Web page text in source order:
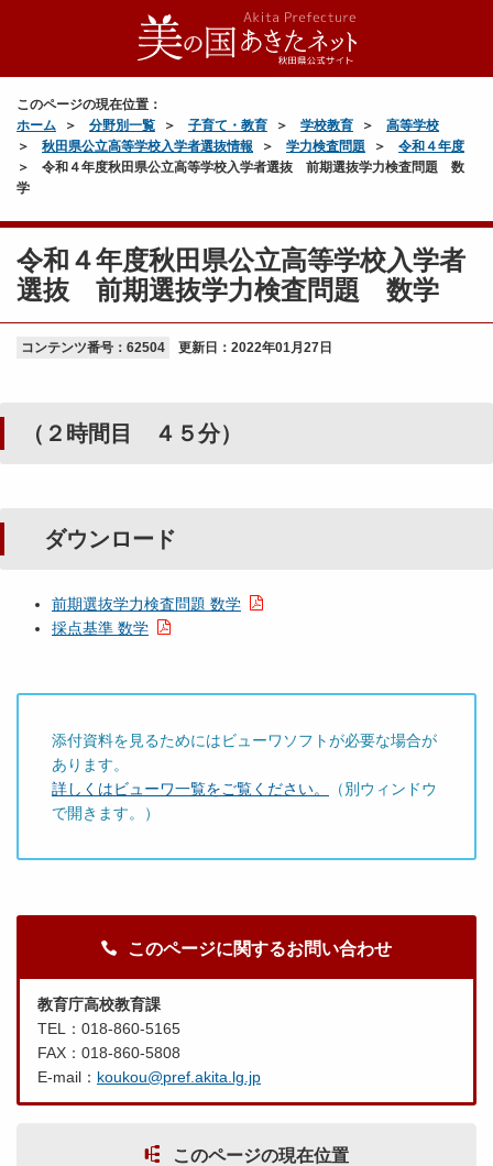
このページの現在位置：
ホーム
分野別一覧 子育て・教育 学校教育
高等学校
秋田県公立高等学校入学者選抜情報
学力検査問題
令和４年度
令和４年度秋田県公立高等学校入学者選抜 前期選抜学力検査問題 数
学
令和４年度秋田県公立高等学校入学者
選抜 前期選抜学力検査問題 数学
コンテンツ番号：62504 更新日： 2022年01月27日
（２時間目 ４５分）
ダウンロード
前期選抜学力検査問題 数学
採点基準 数学
添付資料を見るためにはビューワソフトが必要な場合が
あります。
詳しくはビューワ一覧をご覧ください。
（別ウィンドウ
で開きます。）
このページに関するお問い合わせ
教育庁高校教育課
TEL：018-860-5165
FAX：018-860-5808
E-mail： koukou@pref.akita.lg.jp
このページの現在位置